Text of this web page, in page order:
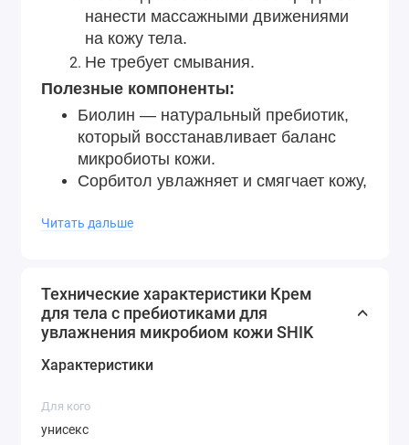
нанести массажными движениями
на кожу тела.
Не требует смывания.
Полезные компоненты:
Биолин — натуральный пребиотик,
который восстанавливает баланс
микробиоты кожи.
Сорбитол увлажняет и смягчает кожу,
раздражений, позволяет
Соевое масло помогает коже
удерживать влагу, защищает от
агрессивного воздействия
процессы преждевременного
старения кожи и обладает
регенерирующим действием.
Читать дальше
Технические характеристики Крем
для тела с пребиотиками для
увлажнения микробиом кожи SHIK
Характеристики
Для кого
унисекс